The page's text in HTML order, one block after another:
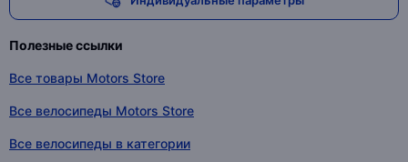
Полезные ссылки
Все товары Motors Store
Все велосипеды Motors Store
Все велосипеды в категории